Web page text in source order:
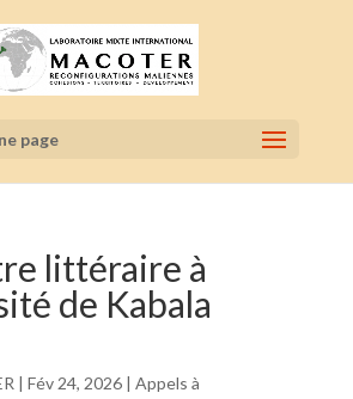
page
littéraire à
de Kabala
| Fév 24, 2026| Appels à